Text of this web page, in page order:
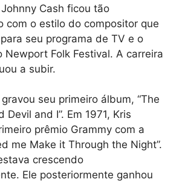
Cash ficou tão
com o estilo do compositor que
seu programa de TV e o
Newport Folk Festival. A carreira
a subir.
seu primeiro álbum, “The
Devil and I”. Em 1971, Kris
prêmio Grammy com a
me Make it Through the Night”.
crescendo
Ele posteriormente ganhou